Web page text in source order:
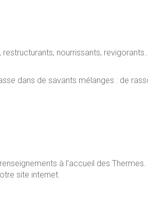
nourrissants,
dans de savants mélanges : de
à l’accueil des Thermes.
site internet.